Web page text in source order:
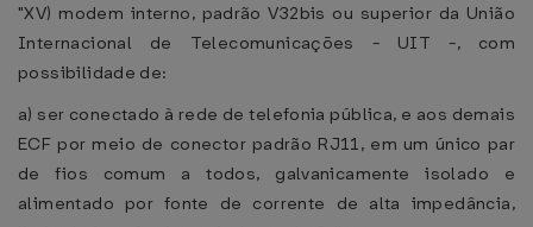
"XV) modem interno, padrão V32bis ou superior da União
Internacional de Telecomunicações - UIT -, com
possibilidade de:
a) ser conectado à rede de telefonia pública, e aos demais
ECF por meio de conector padrão RJ11, em um único par
de fios comum a todos, galvanicamente isolado e
alimentado por fonte de corrente de alta impedância,